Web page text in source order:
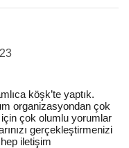
köşk’te yaptık.
organizasyondan çok
çok olumlu yorumlar
gerçekleştirmenizi
iletişim